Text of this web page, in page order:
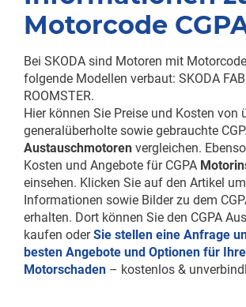
Motorcode
Bei SKODA sind Motoren mit
folgende Modellen verbaut: SKODA
ROOMSTER.
Hier können Sie Preise und Kosten von
generalüberholte sowie gebrauchte
Austauschmotoren vergleichen.
Kosten und Angebote für CGPA
einsehen. Klicken Sie auf den Artikel
Informationen sowie Bilder zu dem
erhalten. Dort können Sie den CGPA
kaufen oderSie stellen eine Anfrage
besten Angebote und Optionen für
Motorschaden – kostenlos &